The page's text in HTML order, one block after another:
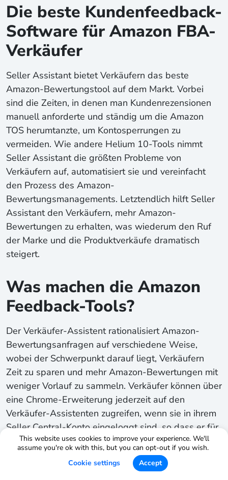
This website uses cookies to improve your experience. We'll
assume you're ok with this, but you can opt-out if you wish.
Cookie settings
Accept
Die beste Kundenfeedback-
Software für Amazon FBA-
Verkäufer
Seller Assistant bietet Verkäufern das beste
Amazon-Bewertungstool auf dem Markt. Vorbei
sind die Zeiten, in denen man Kundenrezensionen
manuell anforderte und ständig um die Amazon
TOS herumtanzte, um Kontosperrungen zu
vermeiden. Wie andere Helium 10-Tools nimmt
Seller Assistant die größten Probleme von
Verkäufern auf, automatisiert sie und vereinfacht
den Prozess des Amazon-
Bewertungsmanagements. Letztendlich hilft Seller
Assistant den Verkäufern, mehr Amazon-
Bewertungen zu erhalten, was wiederum den Ruf
der Marke und die Produktverkäufe dramatisch
steigert.
Was machen die Amazon
Feedback-Tools?
Der Verkäufer-Assistent rationalisiert Amazon-
Bewertungsanfragen auf verschiedene Weise,
wobei der Schwerpunkt darauf liegt, Verkäufern
Zeit zu sparen und mehr Amazon-Bewertungen mit
weniger Vorlauf zu sammeln. Verkäufer können über
eine Chrome-Erweiterung jederzeit auf den
Verkäufer-Assistenten zugreifen, wenn sie in ihrem
Seller Central-Konto eingeloggt sind, so dass er für
die Beantragung von Rezensionen im laufenden
Betrieb zugänglich ist. Mit einem einzigen Klick
können Sie Dutzende von Bewertungen auf einmal